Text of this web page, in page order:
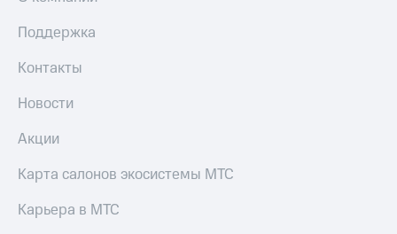
Поддержка
Контакты
Новости
Акции
Карта салонов экосистемы МТС
Карьера в МТС